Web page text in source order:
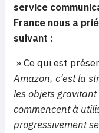
service
France nous a
suivant :
» Ce qui est
Amazon, c’est la
les objets
commencent à
progressivement